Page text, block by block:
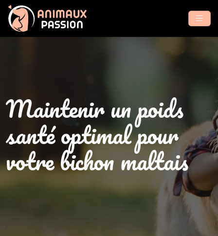
Maintenir un poids
santé optimal pour
votre bichon maltais